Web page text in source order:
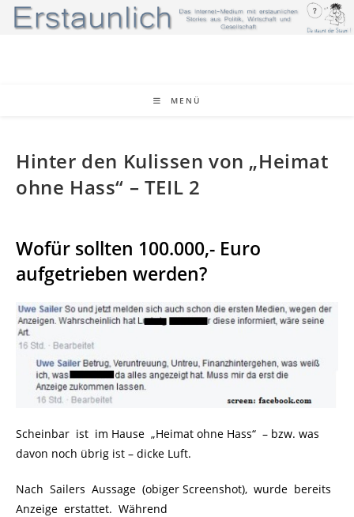
Zum
Inhalt
MENÜ
Hinter den Kulissen von „Heimat
ohne Hass“ – TEIL 2
Wofür sollten 100.000,- Euro
aufgetrieben werden?
Scheinbar ist im Hause „Heimat ohne Hass“ – bzw. was
davon noch übrig ist – dicke Luft.
Nach Sailers Aussage (obiger Screenshot), wurde bereits
Anzeige erstattet. Während